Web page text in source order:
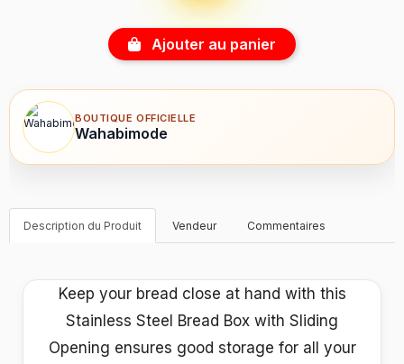
Ajouter au panier
BOUTIQUE OFFICIELLE
Wahabimode
Description du Produit Vendeur Commentaires
Keep your bread close at hand with this
Stainless Steel Bread Box with Sliding
Opening ensures good storage for all your